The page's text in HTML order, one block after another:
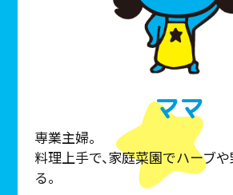
ママ
専業主婦。
料理上手で、家庭菜園でハーブ
る。